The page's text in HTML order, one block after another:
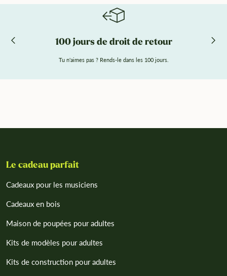
100 jours de droit de retour
Tu n'aimes pas ? Rends-le dans les 100 jours.
Le cadeau parfait
Cadeaux pour les musiciens
Cadeaux en bois
Maison de poupées pour adultes
Kits de modèles pour adultes
Kits de construction pour adultes